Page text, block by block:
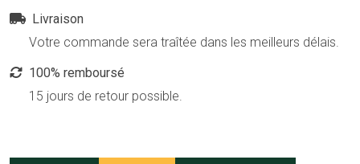
Livraison
Votre commande sera traîtée dans les meilleurs délais.
100% remboursé
15 jours de retour possible.